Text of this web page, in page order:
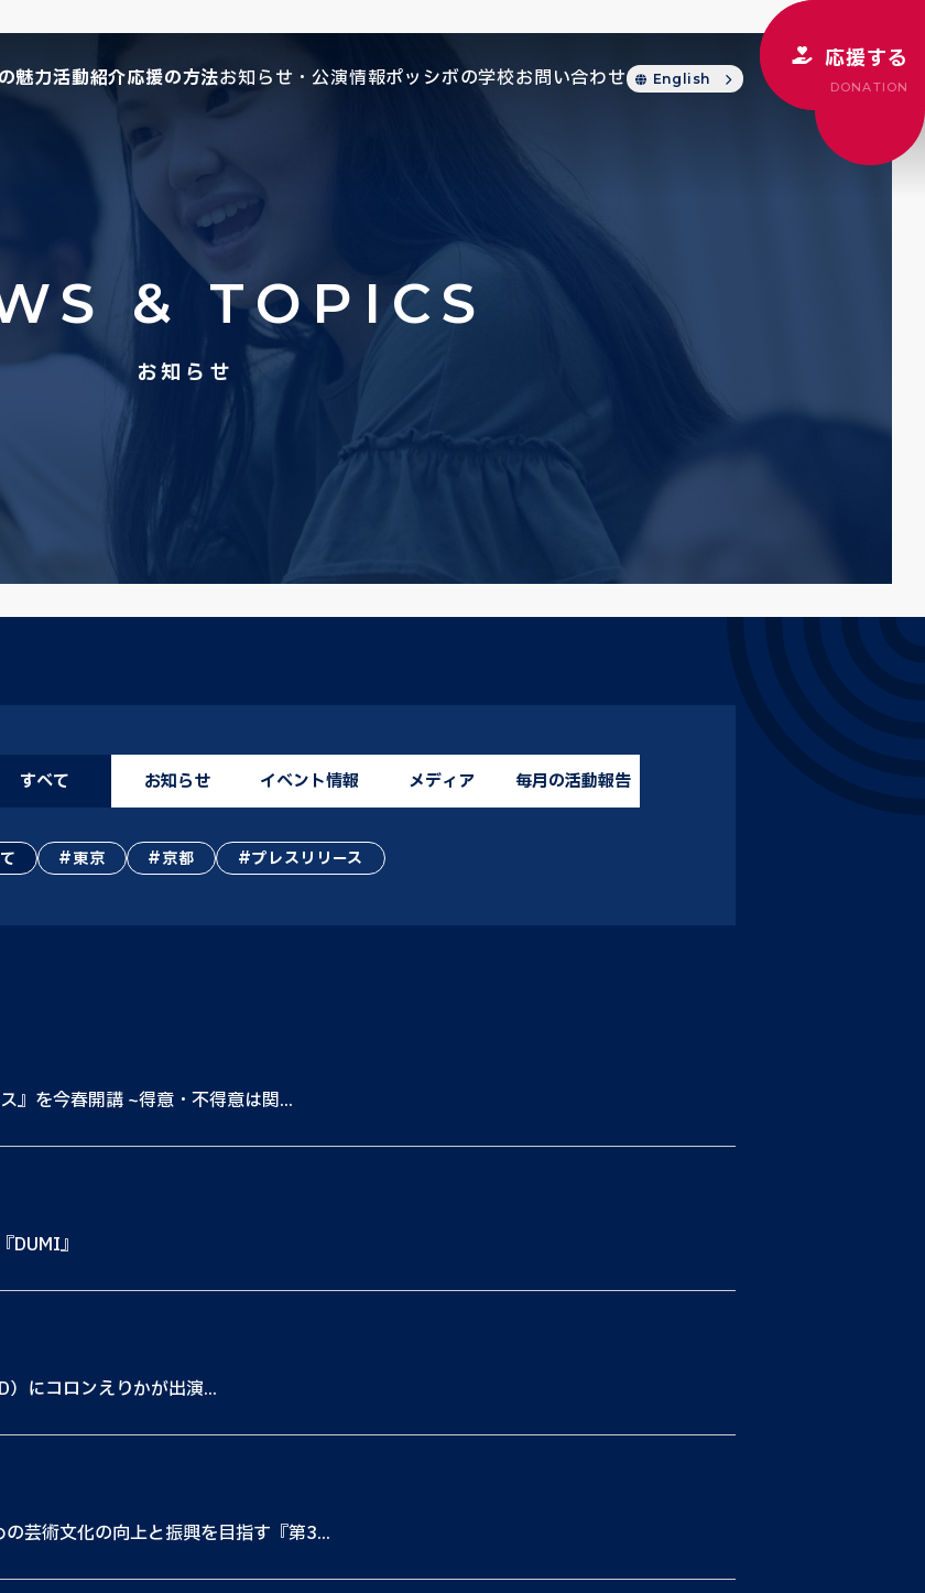
魅力活動紹介応援の方法お知らせ・公演情報ポッシボの学校お問い合わせ English
応援する
DONATION
& TOPICS
お知らせ
すべて お知らせ イベント情報 メディア 毎月の活動報告
東京 京都 プレスリリース
』を今春開講 ~得意・不得意は関...
DUMI』
）にコロンえりかが出演...
芸術文化の向上と振興を目指す『第3...